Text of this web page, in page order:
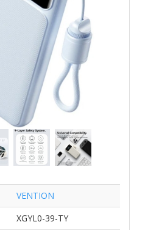
VENTION
XGYL0-39-TY